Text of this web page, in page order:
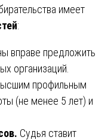
имеет
:
вправе предложить
организаций.
профильным
(не менее 5 лет) и
Судья ставит